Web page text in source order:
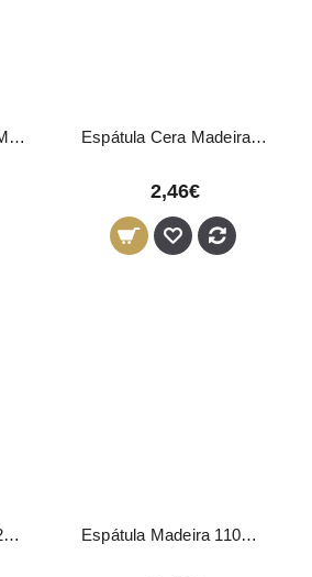
Espátula Cera Cabo Madeira Inox Exten 02 Espátula Cera Madeira 114x10x2mm Pequenas 100 Unidades
2,46€
Espátula Ergo Riigid 21cm Espátula Madeira 110mm 1627 Eurostil